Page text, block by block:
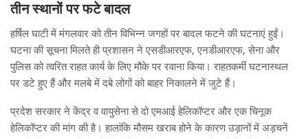
तीन स्थानों पर फटे बादल
हर्षिल घाटी में मंगलवार को तीन विभिन्न जगहों पर बादल फटने की घटनाएं हुईं।
घटना की सूचना मिलते ही प्रशासन ने एसडीआरएफ, एनडीआरएफ, सेना और
पुलिस को त्वरित राहत कार्य के लिए मौके पर रवाना किया। राहतकर्मी घटनास्थल
पर डटे हुए हैं और मलबे में दबे लोगों को बाहर निकालने में जुटे हैं।
प्रदेश सरकार ने केंद्र व वायुसेना से दो एमआई हेलिकॉप्टर और एक चिनूक
हेलिकॉप्टर की मांग की है। हालांकि मौसम खराब होने के कारण उड़ानों में अड़चनें